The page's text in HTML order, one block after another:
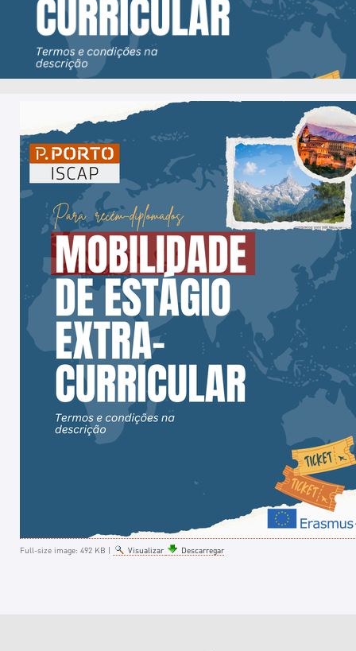
Full-size image: 492 KB | Visualizar Descarregar